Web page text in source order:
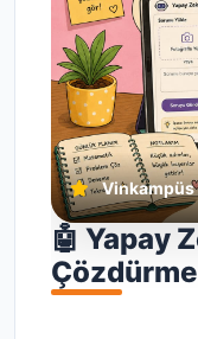
Vinkampüs
🤖 Yapay
Çözdürme